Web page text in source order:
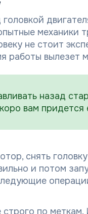
механики
не стоит
работы вылезет
назад
вам придется
снять
и потом
по